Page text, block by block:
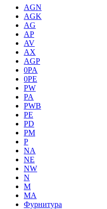
AGN
AGK
AG
AP
AV
AX
AGP
0PA
0PE
PW
PA
PWB
PE
PD
PM
P
NA
NE
NW
N
M
MA
Фурнитура